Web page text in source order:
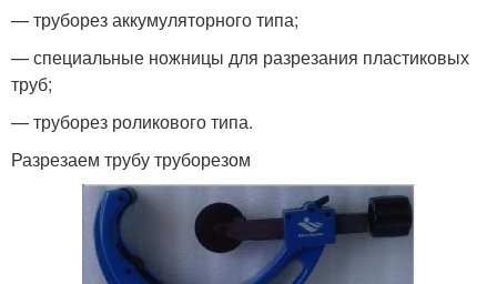
— труборез аккумуляторного типа;
— специальные ножницы для разрезания пластиковых
труб;
— труборез роликового типа.
Разрезаем трубу труборезом